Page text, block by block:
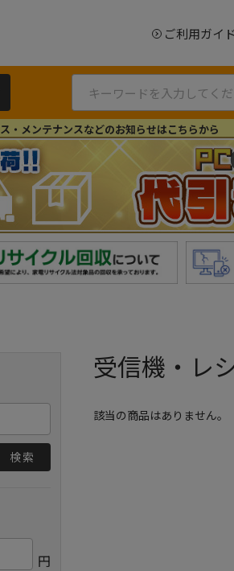
ご利用ガイド
・メンテナンスなどのお知らせはこちらから
検索
円
受信機・レ
該当の商品はありません。